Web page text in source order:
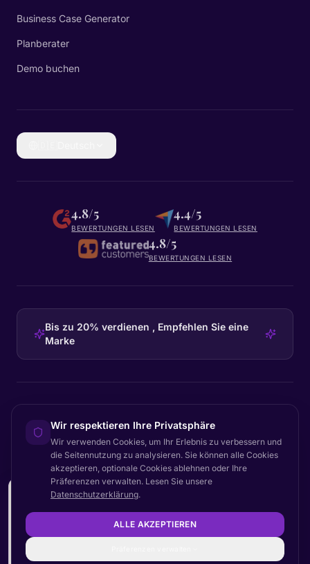
Business Case Generator
Planberater
Demo buchen
4.8/5
BEWERTUNGEN LESEN
4.4/5
BEWERTUNGEN LESEN
4.8/5
BEWERTUNGEN LESEN
Bis zu 20% verdienen , Empfehlen Sie eine
Marke
Certainly Group ApS
C/O GRROW, Pilestræde 52A · 1112 København K · Denmark
© 2026 Certainly. Alle Rechte vorbehalten.
DatenschutzAVVAGBBarrierefreiheit
Cookie-Einstellungen
Wir respektieren Ihre Privatsphäre
Wir verwenden Cookies, um Ihr Erlebnis zu verbessern und
die Seitennutzung zu analysieren. Sie können alle Cookies
akzeptieren, optionale Cookies ablehnen oder Ihre
Präferenzen verwalten. Lesen Sie unsere
Datenschutzerklärung.
ALLE AKZEPTIEREN
gerade das Cx One Pager
2026 heruntergeladen.
vor 2 Tagen